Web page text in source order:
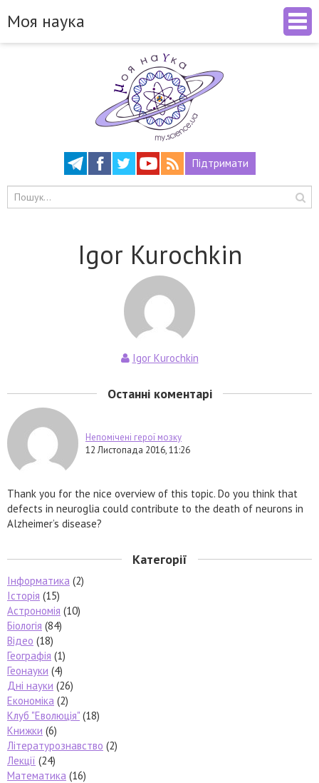
Підтримати
Моя наука
Igor Kurochkin
Igor Kurochkin
Останні коментарі
Непомічені герої мозку
12 Листопада 2016, 11:26
Thank you for the nice overview of this topic. Do you think that
defects in neuroglia could contribute to the death of neurons in
Alzheimer’s disease?
Категорії
Інформатика (2)
Історія (15)
Астрономія (10)
Біологія (84)
Відео (18)
Географія (1)
Геонауки (4)
Дні науки (26)
Економіка (2)
Клуб "Еволюція" (18)
Книжки (6)
Літературознавство (2)
Лекції (24)
Математика (16)